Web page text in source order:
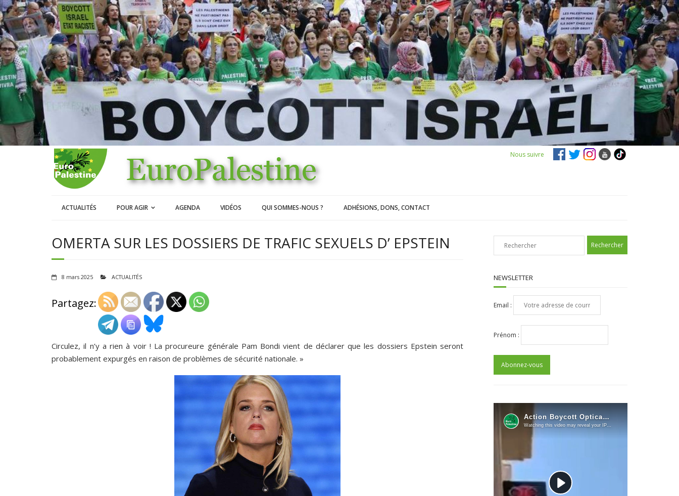
Nous suivre
ACTUALITÉS POUR AGIR AGENDA VIDÉOS QUI SOMMES-NOUS ? ADHÉSIONS, DONS, CONTACT
OMERTA SUR LES DOSSIERS DE TRAFIC SEXUELS D’ EPSTEIN
8 mars 2025 ACTUALITÉS
Partagez:
Circulez, il n’y a rien à voir ! La procureure générale Pam Bondi vient de déclarer que les dossiers Epstein seront
probablement expurgés en raison de problèmes de sécurité nationale. »
NEWSLETTER
Email :
Prénom :